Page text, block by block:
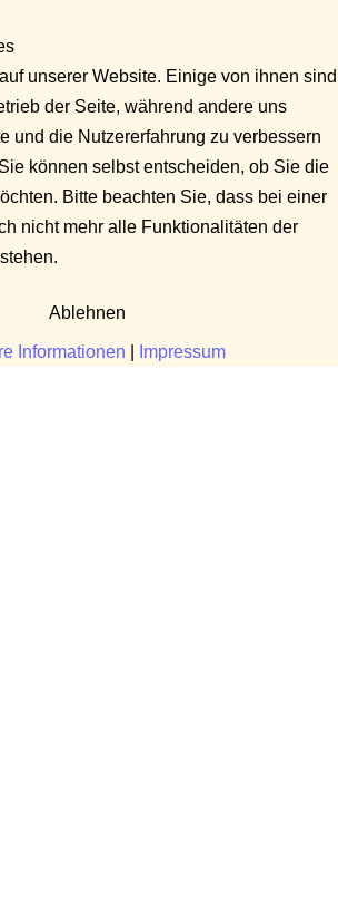
unserer Website. Einige von ihnen sind
der Seite, während andere uns
und die Nutzererfahrung zu verbessern
können selbst entscheiden, ob Sie die
Bitte beachten Sie, dass bei einer
nicht mehr alle Funktionalitäten der
Ablehnen
Informationen Impressum